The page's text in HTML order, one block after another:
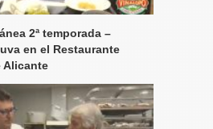
2ª temporada –
en el Restaurante
Alicante